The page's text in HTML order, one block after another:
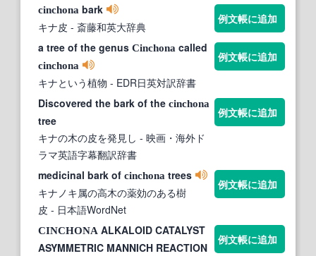
cinchona bark
キナ皮 - 斎藤和英大辞典
例文帳に追加
a tree of the genus Cinchona called
cinchona
キナという植物 - EDR日英対訳辞書
例文帳に追加
Discovered the bark of the cinchona
tree
キナの木の皮を発見し - 映画・海外ド
ラマ英語字幕翻訳辞書
例文帳に追加
medicinal bark of cinchona trees
キナノキ属の高木の薬効のある樹
皮 - 日本語WordNet
例文帳に追加
CINCHONA ALKALOID CATALYST
ASYMMETRIC MANNICH REACTION
例文帳に追加